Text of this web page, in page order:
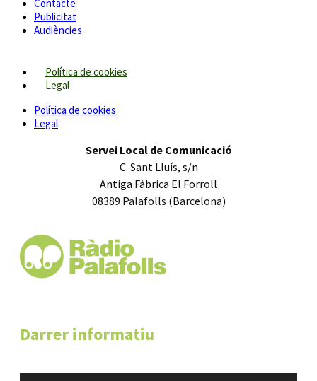
Contacte
Publicitat
Audiències
Política de cookies
Legal
Política de cookies
Legal
Servei Local de Comunicació
C. Sant Lluís, s/n
Antiga Fàbrica El Forroll
08389 Palafolls (Barcelona)
Darrer informatiu